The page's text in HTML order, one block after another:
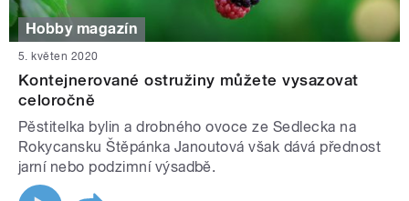
Hobby magazín
5. květen 2020
Kontejnerované ostružiny můžete vysazovat
celoročně
Pěstitelka bylin a drobného ovoce ze Sedlecka na
Rokycansku Štěpánka Janoutová však dává přednost
jarní nebo podzimní výsadbě.